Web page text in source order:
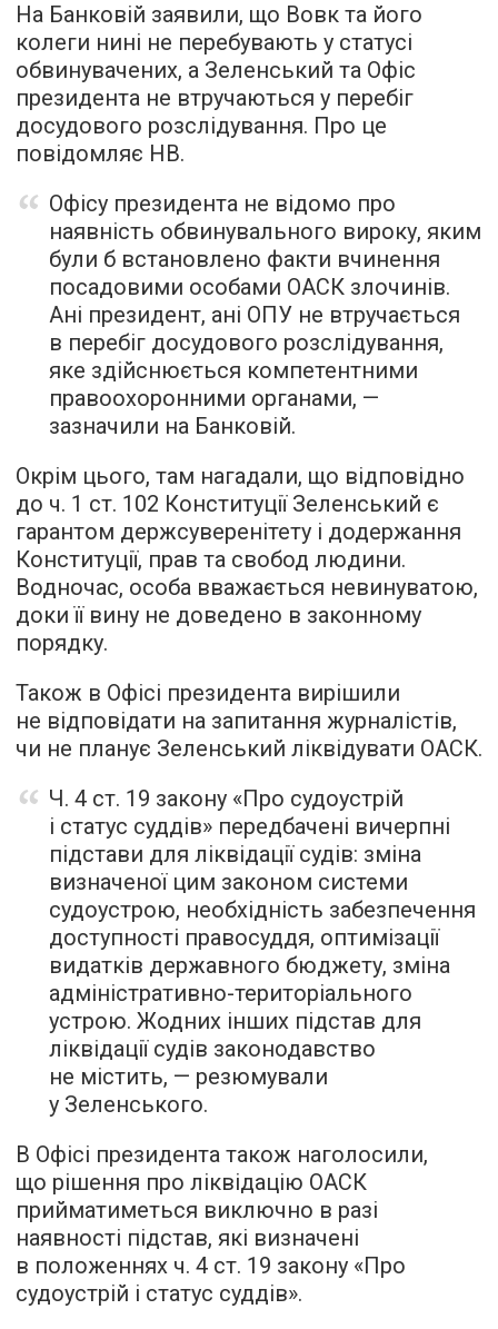
На Банковій заявили, що Вовк та його
колеги нині не перебувають у статусі
обвинувачених, а Зеленський та Офіс
президента не втручаються у перебіг
досудового розслідування. Про це
повідомляє НВ.
Офісу президента не відомо про
наявність обвинувального вироку, яким
були б встановлено факти вчинення
посадовими особами ОАСК злочинів.
Ані президент, ані ОПУ не втручається
в перебіг досудового розслідування,
яке здійснюється компетентними
правоохоронними органами, —
зазначили на Банковій.
Окрім цього, там нагадали, що відповідно
до ч. 1 ст. 102 Конституції Зеленський є
гарантом держсуверенітету і додержання
Конституції, прав та свобод людини.
Водночас, особа вважається невинуватою,
доки її вину не доведено в законному
порядку.
Також в Офісі президента вирішили
не відповідати на запитання журналістів,
чи не планує Зеленський ліквідувати ОАСК.
Ч. 4 ст. 19 закону «Про судоустрій
і статус суддів» передбачені вичерпні
підстави для ліквідації судів: зміна
визначеної цим законом системи
судоустрою, необхідність забезпечення
доступності правосуддя, оптимізації
видатків державного бюджету, зміна
адміністративно-територіального
устрою. Жодних інших підстав для
ліквідації судів законодавство
не містить, — резюмували
у Зеленського.
В Офісі президента також наголосили,
що рішення про ліквідацію ОАСК
прийматиметься виключно в разі
наявності підстав, які визначені
в положеннях ч. 4 ст. 19 закону «Про
судоустрій і статус суддів».